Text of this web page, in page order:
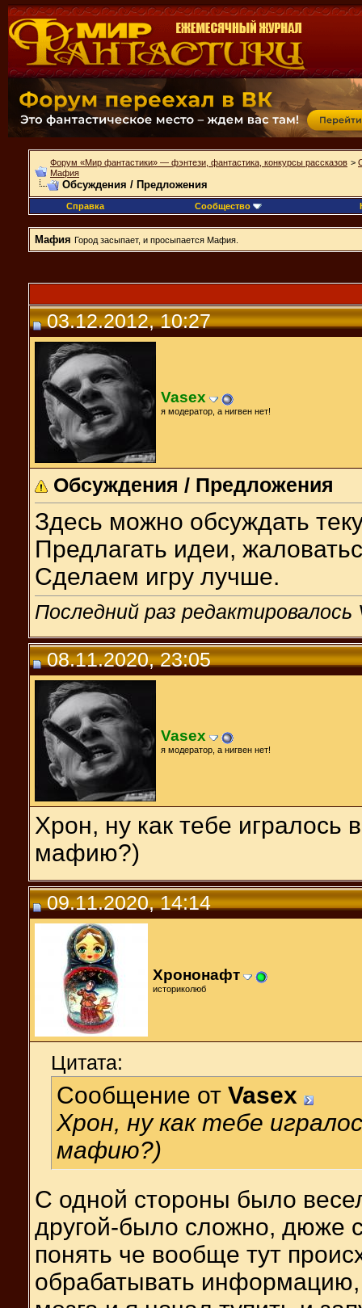
Форум «Мир фантастики» — фэнтези, фантастика, конкурсы рассказов >
Мафия
Обсуждения / Предложения
Справка Сообщество
Мафия Город засыпает, и просыпается Мафия.
03.12.2012, 10:27
Vasex
я модератор, а нигвен нет!
Обсуждения / Предложения
Здесь можно обсуждать
Предлагать идеи,
Сделаем игру лучше.
Последний раз
08.11.2020, 23:05
Vasex
я модератор, а нигвен нет!
Хрон, ну как тебе
мафию?)
09.11.2020, 14:14
Хрононафт
историколюб
Цитата:
Сообщение от Vasex
Хрон, ну как тебе
мафию?)
С одной стороны было
другой-было сложно, дюже
понять че вообще тут
обрабатывать